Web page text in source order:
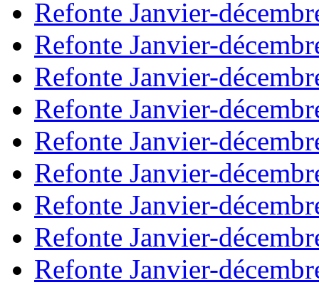
Refonte Janvier-
Refonte Janvier-
Refonte Janvier-
Refonte Janvier-
Refonte Janvier-
Refonte Janvier-
Refonte Janvier-
Refonte Janvier-
Refonte Janvier-